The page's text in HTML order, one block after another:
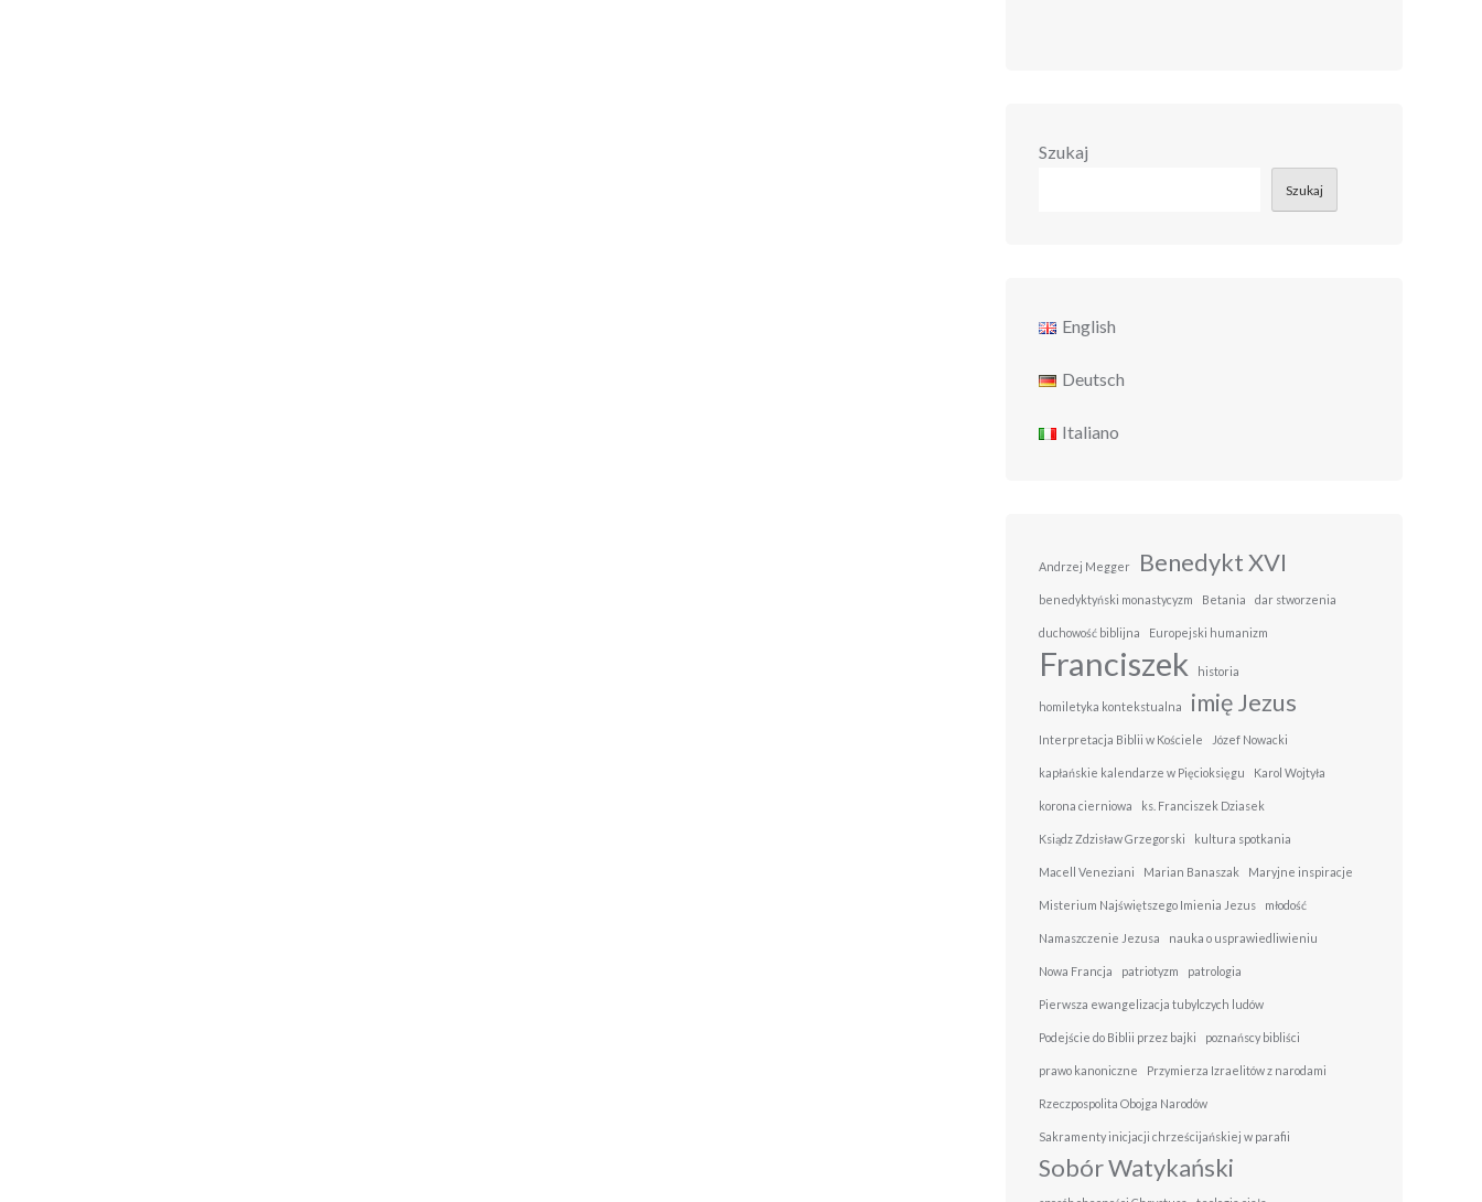
Szukaj
Szukaj
English
Deutsch
Italiano
Andrzej Megger Benedykt XVI
benedyktyński monastycyzm Betania dar stworzenia
duchowość biblijna Europejski humanizm
Franciszek historia
homiletyka kontekstualna imię Jezus
Interpretacja Biblii w Kościele Józef Nowacki
kapłańskie kalendarze w Pięcioksięgu Karol Wojtyła
korona cierniowa ks. Franciszek Dziasek
Ksiądz Zdzisław Grzegorski kultura spotkania
Macell Veneziani Marian Banaszak Maryjne inspiracje
Misterium Najświętszego Imienia Jezus młodość
Namaszczenie Jezusa nauka o usprawiedliwieniu
Nowa Francja patriotyzm patrologia
Pierwsza ewangelizacja tubylczych ludów
Podejście do Biblii przez bajki poznańscy bibliści
prawo kanoniczne Przymierza Izraelitów z narodami
Rzeczpospolita Obojga Narodów
Sakramenty inicjacji chrześcijańskiej w parafii
Sobór Watykański